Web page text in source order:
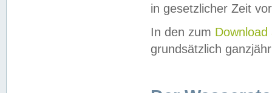
in gesetzlicher Zeit
In den zum Download
grundsätzlich